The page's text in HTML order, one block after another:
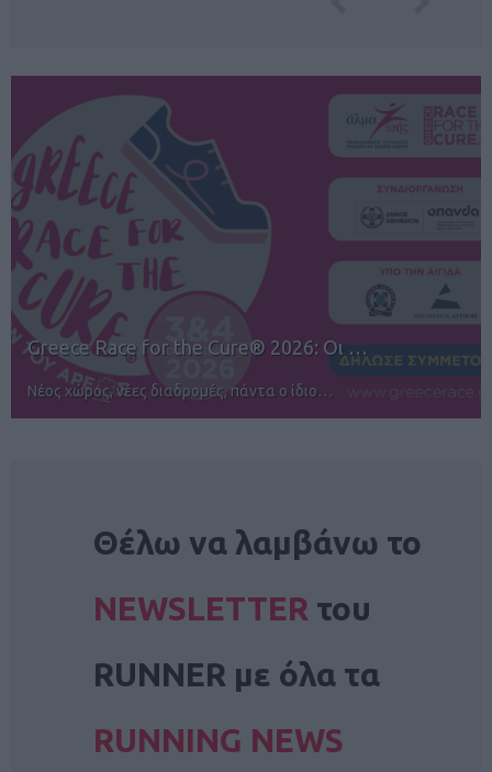
12ος TUI Rhodes Marathon: Άνοιγμα ε…
Αγώνες για όλους στην Ρόδο
Θέλω να λαμβάνω το
NEWSLETTER του
RUNNER με όλα τα
RUNNING NEWS